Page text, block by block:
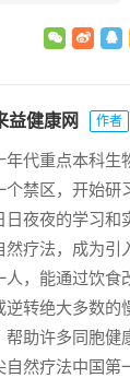
益健康网 作者
年代重点本科生
个禁区，开始研
日夜夜的学习和
然疗法，成为引
人，能通过饮食
逆转绝大多数的
帮助许多同胞健
自然疗法中国第